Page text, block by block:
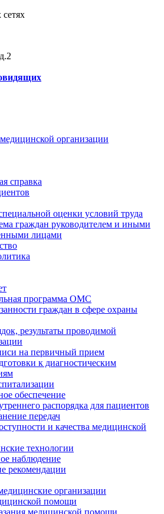
организации
справка
оценки условий труда
граждан руководителем и иными
лицами
программа ОМС
граждан в сфере охраны
результаты проводимой
на первичный прием
к диагностическим
обеспечение
распорядка для пациентов
передач
и качества медицинской
технологии
наблюдение
рекомендации
организации
помощи
медицинской помощи